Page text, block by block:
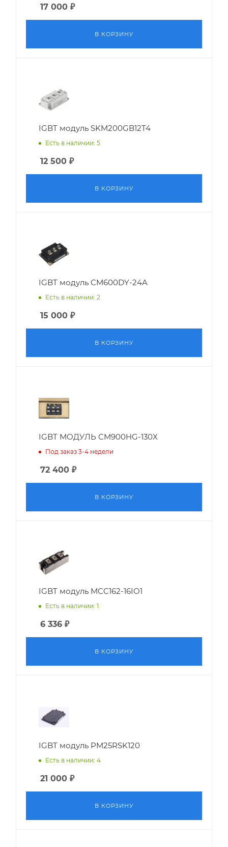
17 000 ₽
В КОРЗИНУ
IGBT модуль SKM200GB12T4
Есть в наличии: 5
12 500 ₽
В КОРЗИНУ
IGBT модуль CM600DY-24A
Есть в наличии: 2
15 000 ₽
В КОРЗИНУ
IGBT МОДУЛЬ CM900HG-130X
Под заказ 3-4 недели
72 400 ₽
В КОРЗИНУ
IGBT модуль MCC162-16IO1
Есть в наличии: 1
6 336 ₽
В КОРЗИНУ
IGBT модуль PM25RSK120
Есть в наличии: 4
21 000 ₽
В КОРЗИНУ